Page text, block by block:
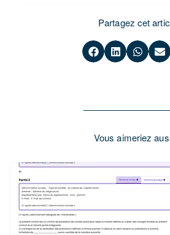
Partagez cet
Vous aimeriez